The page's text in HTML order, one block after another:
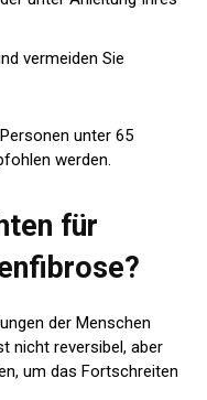
vermeiden Sie
unter 65
werden.
für
der Menschen
nicht reversibel, aber
um das Fortschreiten